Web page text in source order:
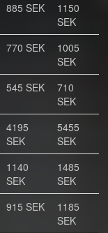
885 SEK
1150
SEK
770 SEK
1005
SEK
545 SEK
710
SEK
4195
SEK
5455
SEK
1140
SEK
1485
SEK
915 SEK
1185
SEK